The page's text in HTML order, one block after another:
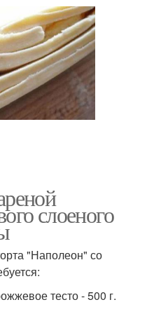
слоеного
"Наполеон" со
тесто - 500 г.